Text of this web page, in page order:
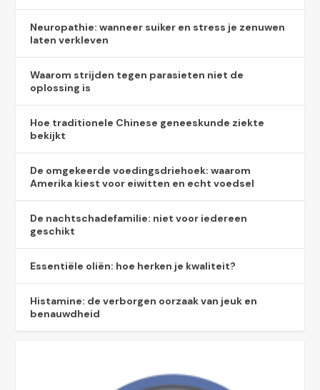
Neuropathie: wanneer suiker en stress je zenuwen
laten verkleven
Waarom strijden tegen parasieten niet de
oplossing is
Hoe traditionele Chinese geneeskunde ziekte
bekijkt
De omgekeerde voedingsdriehoek: waarom
Amerika kiest voor eiwitten en echt voedsel
De nachtschadefamilie: niet voor iedereen
geschikt
Essentiële oliën: hoe herken je kwaliteit?
Histamine: de verborgen oorzaak van jeuk en
benauwdheid